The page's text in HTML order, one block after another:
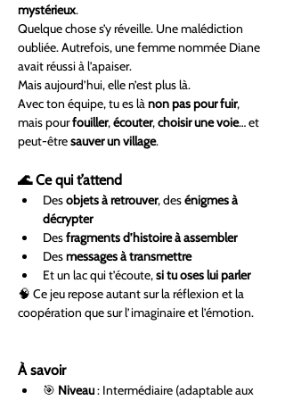
mystérieux.
Quelque chose s’y réveille. Une malédiction
oubliée. Autrefois, une femme nommée Diane
avait réussi à l’apaiser.
Mais aujourd’hui, elle n’est plus là.
Avec ton équipe, tu es là non pas pour fuir,
mais pour fouiller, écouter, choisir une voie… et
peut-être sauver un village.
🌊 Ce qui t’attend
Des objets à retrouver, des énigmes à
décrypter
Des fragments d’histoire à assembler
Des messages à transmettre
Et un lac qui t’écoute, si tu oses lui parler
🧠 Ce jeu repose autant sur la réflexion et la
coopération que sur l’imaginaire et l’émotion.
À savoir
🎯 Niveau : Intermédiaire (adaptable aux